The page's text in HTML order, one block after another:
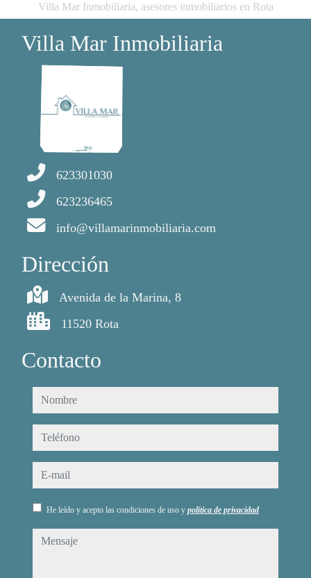
Villa Mar Inmobiliaria, asesores inmobiliarios en Rota
Villa Mar Inmobiliaria
623301030
623236465
info@villamarinmobiliaria.com
Dirección
Avenida de la Marina, 8
11520 Rota
Contacto
nombre
teléfono
e-mail
He leído y acepto las condiciones de uso y política de privacidad
mensaje